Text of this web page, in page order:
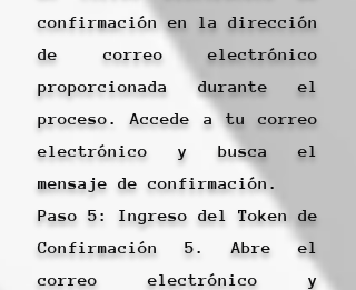
confirmación en la dirección
de correo electrónico
proporcionada durante el
proceso. Accede a tu correo
electrónico y busca el
mensaje de confirmación.
Paso 5: Ingreso del Token de
Confirmación 5. Abre el
correo electrónico y